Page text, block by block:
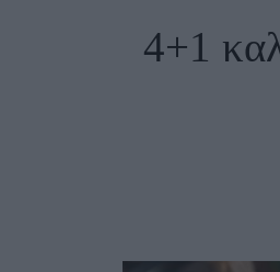
Woman Power
4+1